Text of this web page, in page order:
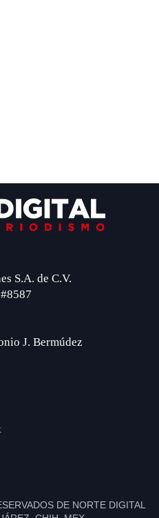
S.A. de C.V.
J. Bermúdez
DE NORTE DIGITAL